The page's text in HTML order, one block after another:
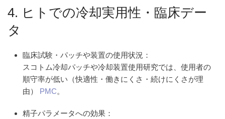
4. ヒトでの冷却実用性・臨床デー
タ
臨床試験・パッチや装置の使用状況 ：
スコトム冷却パッチや冷却装置使用研究では、使用者の
順守率が低い （快適性・働きにくさ・続けにくさが理
由）
PMC。
精子パラメータへの効果 ：